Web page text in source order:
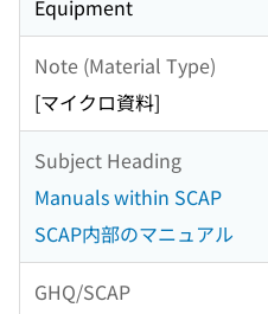
Equipment
Note (Material Type)
[マイクロ資料]
Subject Heading
Manuals within SCAP
SCAP内部のマニュアル
GHQ/SCAP